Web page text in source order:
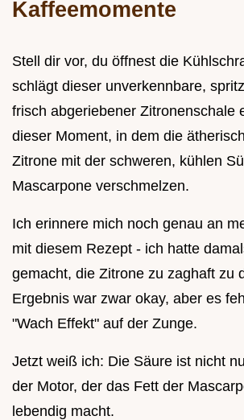
Kaffeemomente
Stell dir vor, du öffnest die
schlägt dieser unverkennbare,
frisch abgeriebener Zitronenschale
dieser Moment, in dem die
Zitrone mit der schweren, kühlen
Mascarpone verschmelzen.
Ich erinnere mich noch genau an
mit diesem Rezept - ich hatte
gemacht, die Zitrone zu zaghaft zu
Ergebnis war zwar okay, aber es
"Wach Effekt" auf der Zunge.
Jetzt weiß ich: Die Säure ist nicht
der Motor, der das Fett der
lebendig macht.